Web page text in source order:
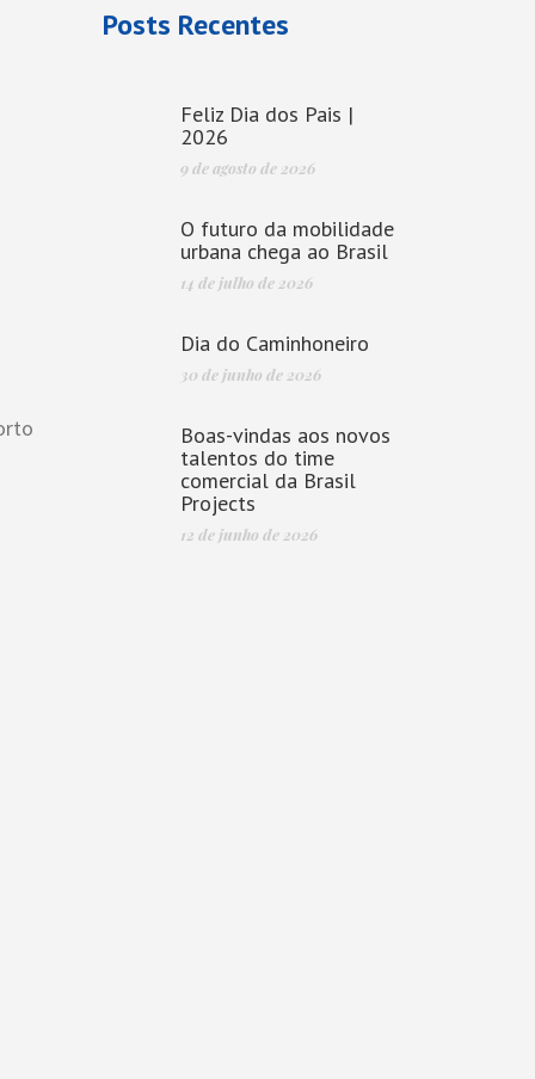
Posts Recentes
Feliz Dia dos Pais |
2026
9 de agosto de 2026
O futuro da mobilidade
urbana chega ao Brasil
14 de julho de 2026
Dia do Caminhoneiro
30 de junho de 2026
Boas-vindas aos novos
talentos do time
comercial da Brasil
Projects
12 de junho de 2026